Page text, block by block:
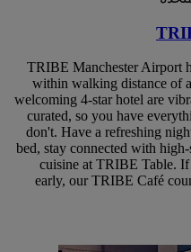
TRIBE Manchester Airport
within walking distance of
welcoming 4-star hotel are
curated, so you have
don't. Have a refreshing
bed, stay connected with
cuisine at TRIBE Table.
early, our TRIBE Café